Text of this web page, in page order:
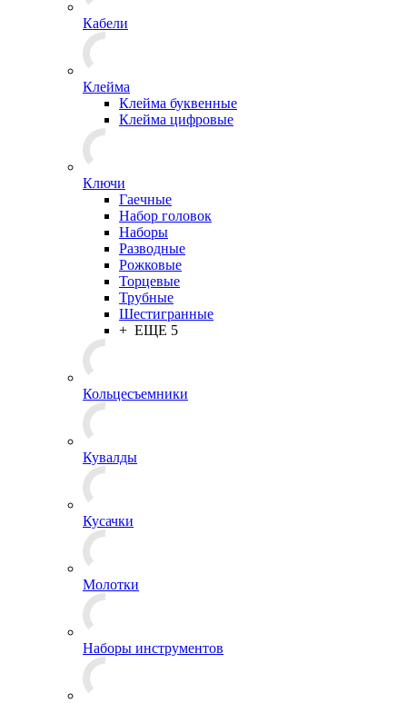
Кабели
Клейма
Клейма буквенные
Клейма цифровые
Ключи
Гаечные
Набор головок
Наборы
Разводные
Рожковые
Торцевые
Трубные
Шестигранные
+ ЕЩЕ 5
Кольцесъемники
Кувалды
Кусачки
Молотки
Наборы инструментов